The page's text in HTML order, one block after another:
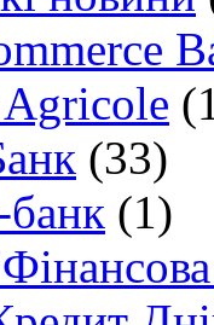
(33)
(1)